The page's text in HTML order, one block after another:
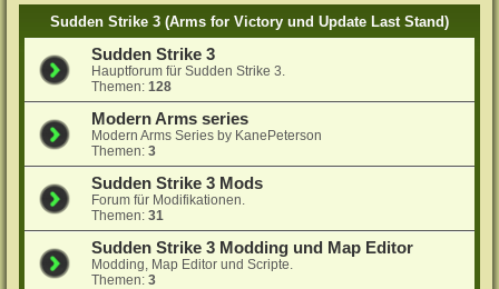
Sudden Strike 3 (Arms for Victory und Update Last Stand)
Sudden Strike 3
Hauptforum für Sudden Strike 3.
Themen:128
Modern Arms series
Modern Arms Series by KanePeterson
Themen:3
Sudden Strike 3 Mods
Forum für Modifikationen.
Themen:31
Sudden Strike 3 Modding und Map Editor
Modding, Map Editor und Scripte.
Themen:3